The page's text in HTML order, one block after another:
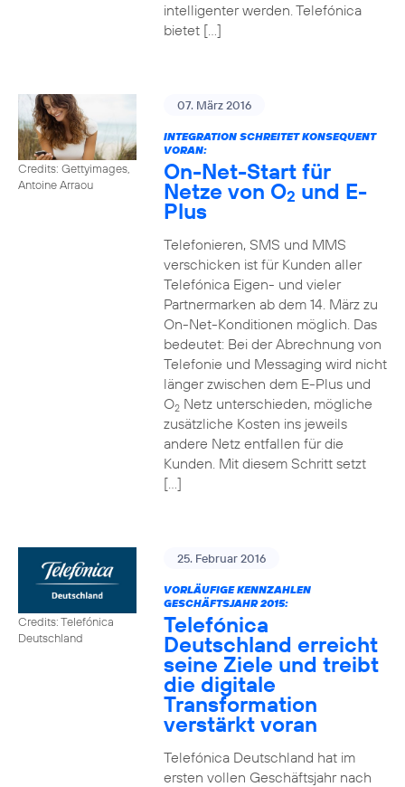
intelligenter werden. Telefónica
bietet […]
Credits: Gettyimages,
Antoine Arraou
07. März 2016
INTEGRATION SCHREITET KONSEQUENT
VORAN:
On-Net-Start für
Netze von O2 und E-
Plus
Telefonieren, SMS und MMS
verschicken ist für Kunden aller
Telefónica Eigen- und vieler
Partnermarken ab dem 14. März zu
On-Net-Konditionen möglich. Das
bedeutet: Bei der Abrechnung von
Telefonie und Messaging wird nicht
länger zwischen dem E-Plus und
O2Netz unterschieden, mögliche
zusätzliche Kosten ins jeweils
andere Netz entfallen für die
Kunden. Mit diesem Schritt setzt
[…]
Credits: Telefónica
Deutschland
25. Februar 2016
VORLÄUFIGE KENNZAHLEN
GESCHÄFTSJAHR 2015:
Telefónica
Deutschland erreicht
seine Ziele und treibt
die digitale
Transformation
verstärkt voran
Telefónica Deutschland hat im
ersten vollen Geschäftsjahr nach